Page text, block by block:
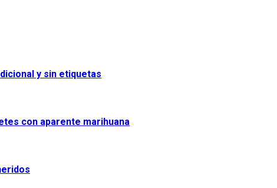
y sin etiquetas
con aparente marihuana